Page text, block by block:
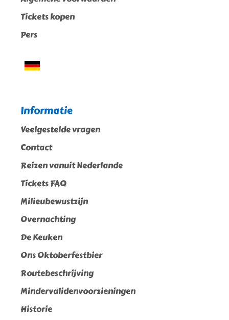
Tickets kopen
Pers
Informatie
Veelgestelde vragen
Contact
Reizen vanuit Nederlande
Tickets FAQ
Milieubewustzijn
Overnachting
De Keuken
Ons Oktoberfestbier
Routebeschrijving
Mindervalidenvoorzieningen
Historie